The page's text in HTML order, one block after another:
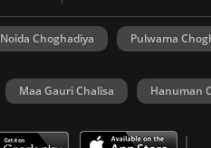
Noida Choghadiya Pulwama
Maa Gauri Chalisa Hanuman